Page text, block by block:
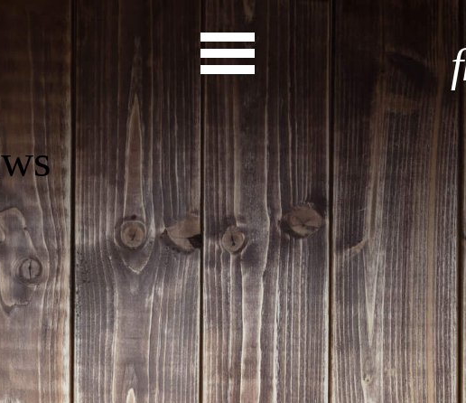
Start
Entdecke dein
News
Veranstaltungen
Rückblicke
Newsletter
Die LandesEhrenamtsagentur
Publikationen
Ansprechpartner
Ehrenamt hat viele
Finde dein
News